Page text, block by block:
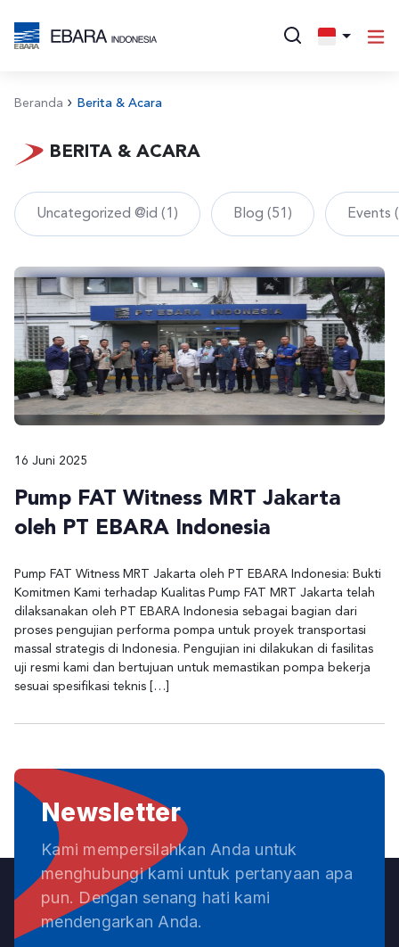
Beranda Berita & Acara
BERITA & ACARA
Uncategorized @id (1) Blog (51) Events
16 Juni 2025
Pump FAT Witness MRT Jakarta
oleh PT EBARA Indonesia
Pump FAT Witness MRT Jakarta oleh PT EBARA Indonesia: Bukti
Komitmen Kami terhadap Kualitas Pump FAT MRT Jakarta telah
dilaksanakan oleh PT EBARA Indonesia sebagai bagian dari
proses pengujian performa pompa untuk proyek transportasi
massal strategis di Indonesia. Pengujian ini dilakukan di fasilitas
uji resmi kami dan bertujuan untuk memastikan pompa bekerja
sesuai spesifikasi teknis […]
Newsletter
Kami mempersilahkan Anda untuk
menghubungi kami untuk pertanyaan apa
pun. Dengan senang hati kami
mendengarkan Anda.